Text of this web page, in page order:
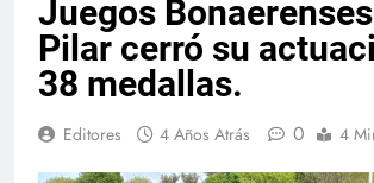
Juegos
Pilar cerró su
38 medallas.
Editores 4 Años Atrás 0 4